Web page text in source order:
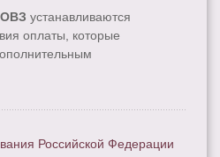
устанавливаются
оплаты, которые
Российской Федерации